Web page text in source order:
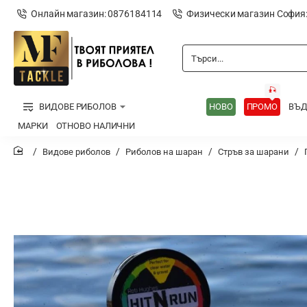
Онлайн магазин: 0876184114 Физически магазин
Търси...
ВИДОВЕ РИБОЛОВ НОВО ПРОМО
🎣
МАРКИ
ОТНОВО НАЛИЧНИ
Видове риболов Риболов на шаран Стръв за шарани